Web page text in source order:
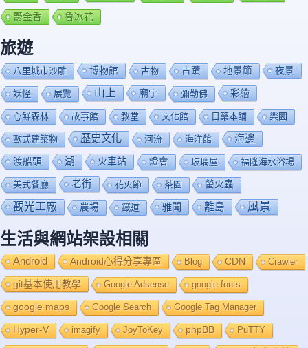
鬱金香 魯冰花
旅遊
八里城市沙雕 博物館 古物 古蹟 地景節 夜景
妖怪 展覽 山上 廟宇 彌勒佛 彩繪
心鮮森林 故事館 教堂 文化館 日藥本舖 樂園
歐式建築物 歷史文化 河流 海洋館 海邊
渡船頭 湖 火車站 燈會 玻璃屋 福隆海水浴場
美式餐廳 老街 花火節 茶園 螢火蟲
觀光工廠 農場 鐡道 雅聞 離島 風景
生活與網站架設相關
Android Android心得分享專區 Blog CDN Crawler
git基本使用教學 Google Adsense google fonts
google maps Google Search Google Tag Manager
Hyper-V imagify JoyToKey phpBB PuTTY